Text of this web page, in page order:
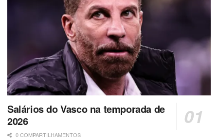
Salários do Vasco na temporada de
2026
0 COMPARTILHAMENTOS